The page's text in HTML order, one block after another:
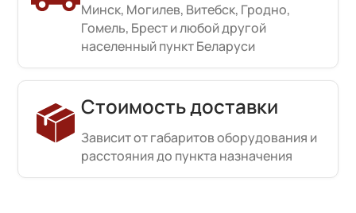
Минск, Могилев, Витебск, Гродно,
Гомель, Брест и любой другой
населенный пункт Беларуси
Стоимость доставки
Зависит от габаритов оборудования и
расстояния до пункта назначения